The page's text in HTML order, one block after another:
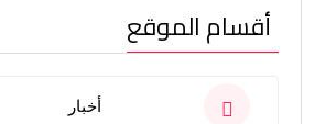
أقسام الموقع
أخبار